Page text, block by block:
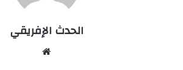
الحدث الإفريقي